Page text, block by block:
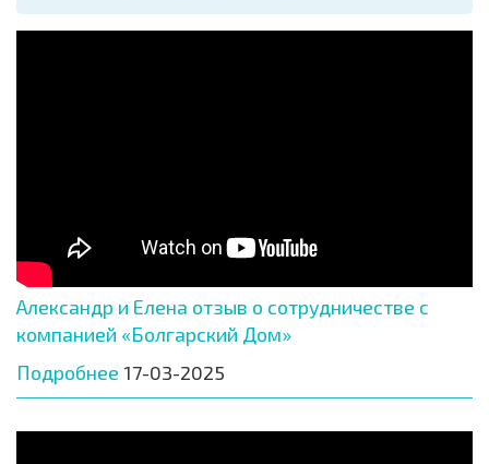
Александр и Елена отзыв о сотрудничестве с
компанией «Болгарский Дом»
Подробнее 17-03-2025